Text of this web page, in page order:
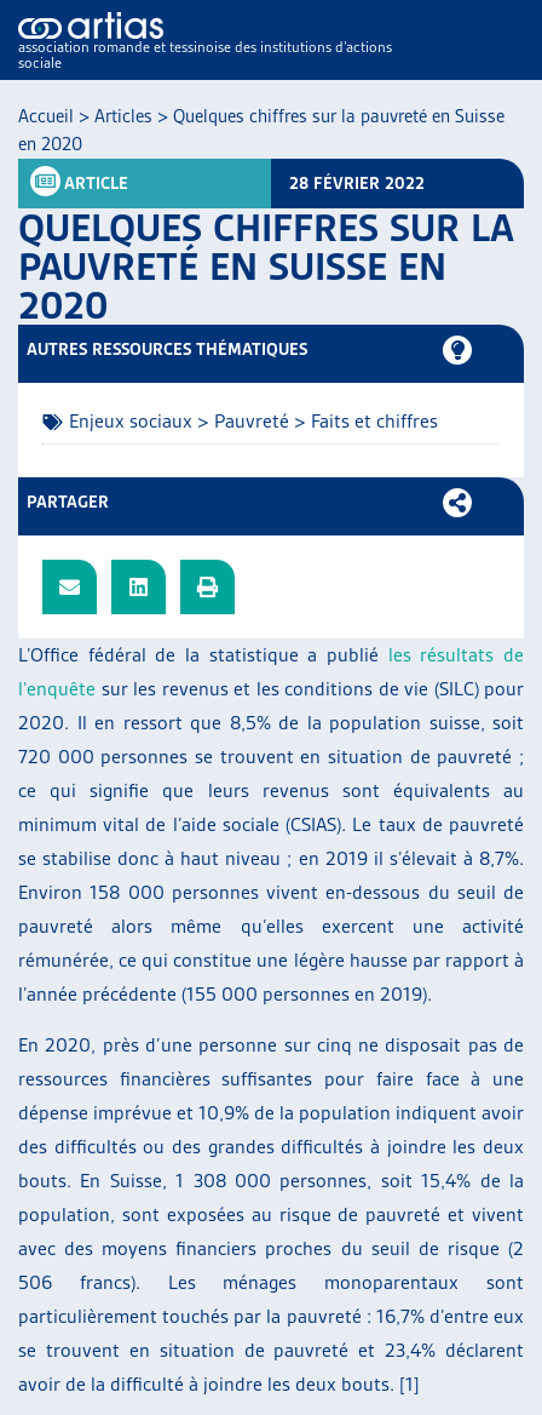
association romande et tessinoise des institutions d’actions
sociale
NOS PUBLICATIONS
ARTICLES
RESSOURCES
GUIDE SOCIAL ROMAND
ARTIAS
L’ASSOCIATION
JOURNÉES D’AUTOMNE
Accueil > Articles > Quelques chiffres sur la pauvreté en Suisse
en 2020
ARTICLE 28 FÉVRIER 2022
QUELQUES CHIFFRES SUR LA
PAUVRETÉ EN SUISSE EN
2020
L’Office fédéral de la statistique a publié les résultats de
l’enquête sur les revenus et les conditions de vie (SILC) pour
2020. Il en ressort que 8,5% de la population suisse, soit
720 000 personnes se trouvent en situation de pauvreté ;
ce qui signifie que leurs revenus sont équivalents au
minimum vital de l’aide sociale (CSIAS). Le taux de pauvreté
se stabilise donc à haut niveau ; en 2019 il s’élevait à 8,7%.
Environ 158 000 personnes vivent en-dessous du seuil de
pauvreté alors même qu’elles exercent une activité
rémunérée, ce qui constitue une légère hausse par rapport à
l’année précédente (155 000 personnes en 2019).
En 2020, près d’une personne sur cinq ne disposait pas de
ressources financières suffisantes pour faire face à une
dépense imprévue et 10,9% de la population indiquent avoir
des difficultés ou des grandes difficultés à joindre les deux
bouts. En Suisse, 1 308 000 personnes, soit 15,4% de la
population, sont exposées au risque de pauvreté et vivent
avec des moyens financiers proches du seuil de risque (2
506 francs). Les ménages monoparentaux sont
particulièrement touchés par la pauvreté : 16,7% d’entre eux
se trouvent en situation de pauvreté et 23,4% déclarent
avoir de la difficulté à joindre les deux bouts. [1]
AUTRES RESSOURCES THÉMATIQUES
Enjeux sociaux > Pauvreté > Faits et chiffres
PARTAGER